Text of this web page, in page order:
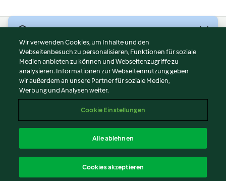
Nutzungsbedingungen
Datenschutzrichtlinien
Disclaimer
Impressum
Inhalt melden
Erklärung zur Barrierefreiheit
Wir verwenden Cookies, um Inhalte und den
Webseitenbesuch zu personalisieren, Funktionen für soziale
Medien anbieten zu können und Webseitenzugriffe zu
analysieren. Informationen zur Webseitennutzung geben
wir außerdem an unsere Partner für soziale Medien,
Werbung und Analysen weiter.
Cookie Einstellungen
Alle ablehnen
Cookies akzeptieren